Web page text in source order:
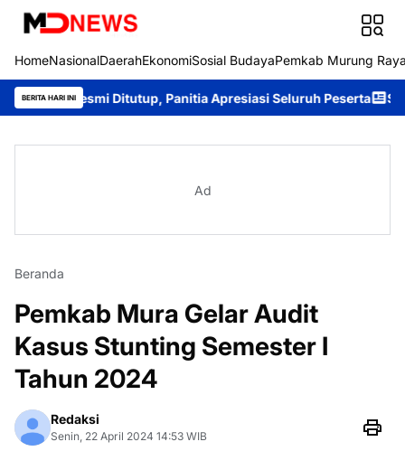
HomeNasionalDaerahEkonomiSosial BudayaPemkab Murung
BERITA HARI INI
Ditutup, Panitia Apresiasi Seluruh Peserta Sambangi
Ad
Beranda
Pemkab Mura Gelar Audit
Kasus Stunting Semester I
Tahun 2024
Redaksi
Senin, 22 April 2024 14:53 WIB